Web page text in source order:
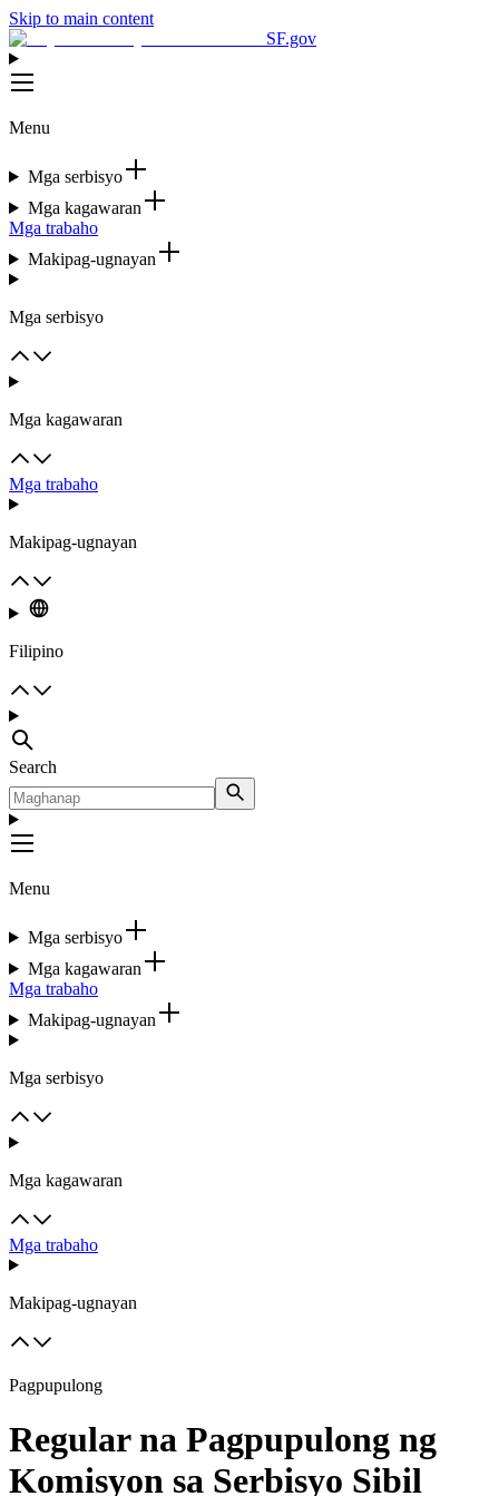
Skip to main content
SF.gov
Menu
Mga serbisyo
Mga kagawaran
Mga trabaho
Makipag-ugnayan
Mga serbisyo
Mga kagawaran
Mga trabaho
Makipag-ugnayan
Filipino
Search
Menu
Mga serbisyo
Mga kagawaran
Mga trabaho
Makipag-ugnayan
Mga serbisyo
Mga kagawaran
Mga trabaho
Makipag-ugnayan
Pagpupulong
Regular na Pagpupulong ng
Komisyon sa Serbisyo Sibil